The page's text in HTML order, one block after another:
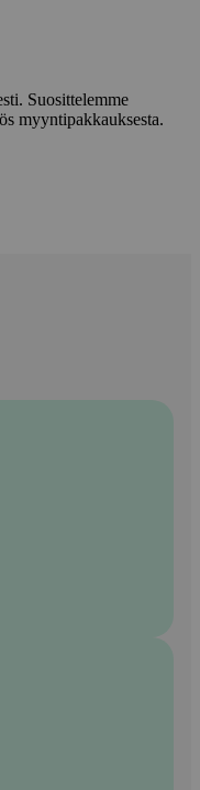
Suosittelemme
myyntipakkauksesta.